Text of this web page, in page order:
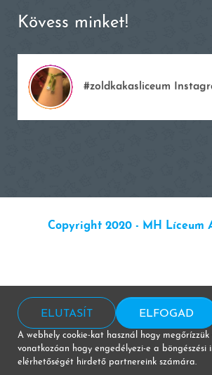
Kövess minket!
#zoldkakasliceum
Copyright 2020 - MH Líceum
ELUTASÍT ELFOGAD
A webhely cookie-kat használ hogy
vonatkozóan hogy engedélyezi-e a böngészési
elérhetőségét hirdető partnereink számára.